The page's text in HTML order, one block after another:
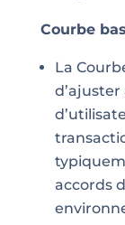
Courbe
La
accords